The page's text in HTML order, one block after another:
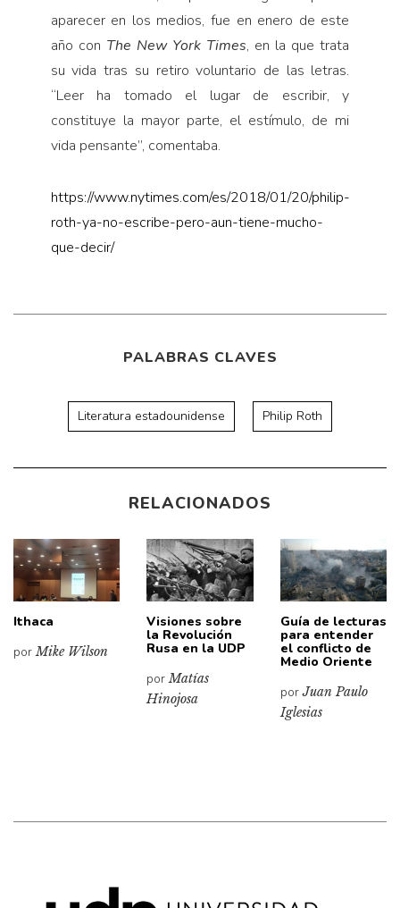
aparecer en los medios, fue en enero de este
año con The New York Times, en la que trata
su vida tras su retiro voluntario de las letras.
“Leer ha tomado el lugar de escribir, y
constituye la mayor parte, el estímulo, de mi
vida pensante”, comentaba.
https://www.nytimes.com/es/2018/01/20/philip-
roth-ya-no-escribe-pero-aun-tiene-mucho-
que-decir/
PALABRAS CLAVES
Literatura estadounidense Philip Roth
RELACIONADOS
Ithaca
porMike Wilson
Visiones sobre
la Revolución
Rusa en la UDP
porMatías
Hinojosa
Guía de lecturas
para entender
el conflicto de
Medio Oriente
porJuan Paulo
Iglesias